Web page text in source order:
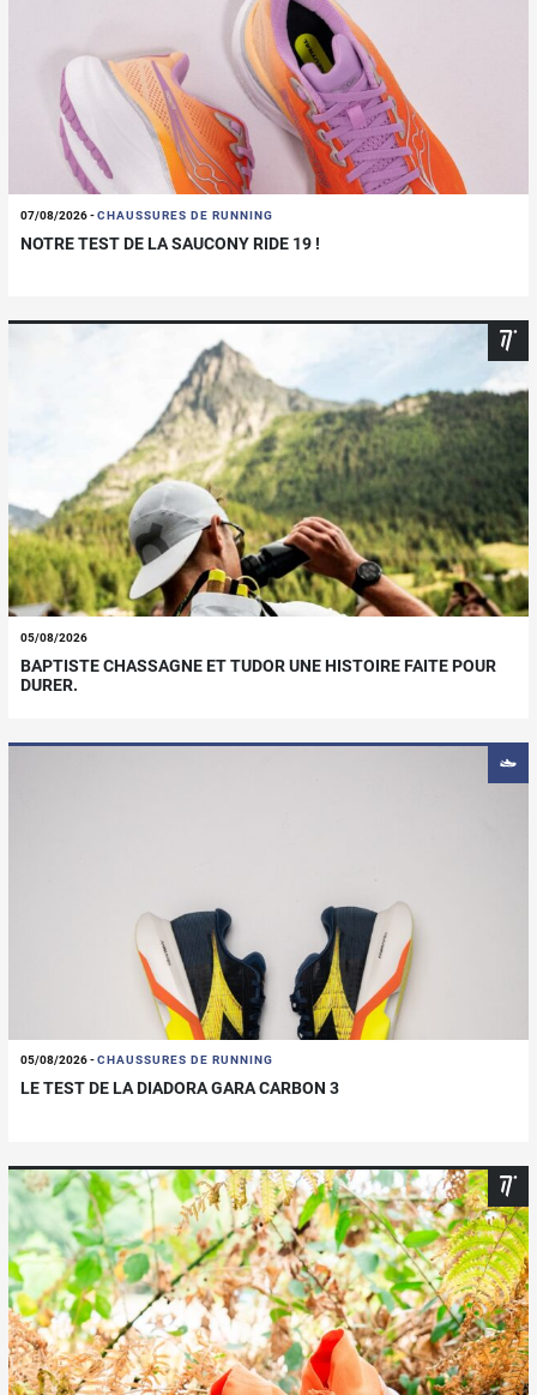
07/08/2026-CHAUSSURES DE RUNNING
NOTRE TEST DE LA SAUCONY RIDE 19 !
05/08/2026
BAPTISTE CHASSAGNE ET TUDOR UNE HISTOIRE FAITE POUR
DURER.
05/08/2026-CHAUSSURES DE RUNNING
LE TEST DE LA DIADORA GARA CARBON 3